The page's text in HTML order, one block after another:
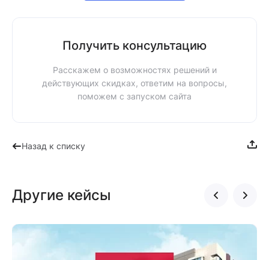
Получить консультацию
Расскажем о возможностях решений и
действующих скидках, ответим на вопросы,
поможем с запуском сайта
Назад к списку
Другие кейсы